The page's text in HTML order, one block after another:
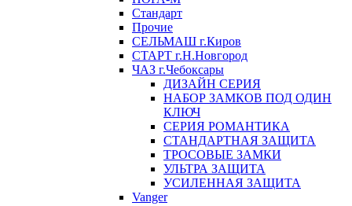
Стандарт
Прочие
СЕЛЬМАШ г.Киров
СТАРТ г.Н.Новгород
ЧАЗ г.Чебоксары
ДИЗАЙН СЕРИЯ
НАБОР ЗАМКОВ ПОД ОДИН
КЛЮЧ
СЕРИЯ РОМАНТИКА
СТАНДАРТНАЯ ЗАЩИТА
ТРОСОВЫЕ ЗАМКИ
УЛЬТРА ЗАЩИТА
УСИЛЕННАЯ ЗАЩИТА
Vanger